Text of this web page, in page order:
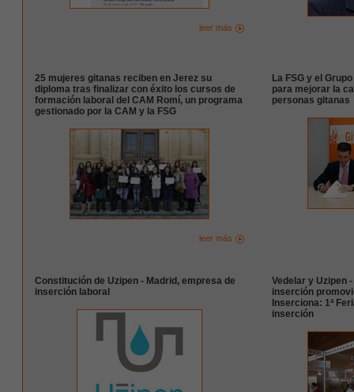
leer más
25 mujeres gitanas reciben en Jerez su
diploma tras finalizar con éxito los cursos de
formación laboral del CAM Romí, un programa
gestionado por la CAM y la FSG
leer más
La FSG y el
para mejorar la
personas gitanas
Constitución de Uzipen - Madrid, empresa de
inserción laboral
Vedelar y Uzipen
inserción
Inserciona: 1ª
inserción